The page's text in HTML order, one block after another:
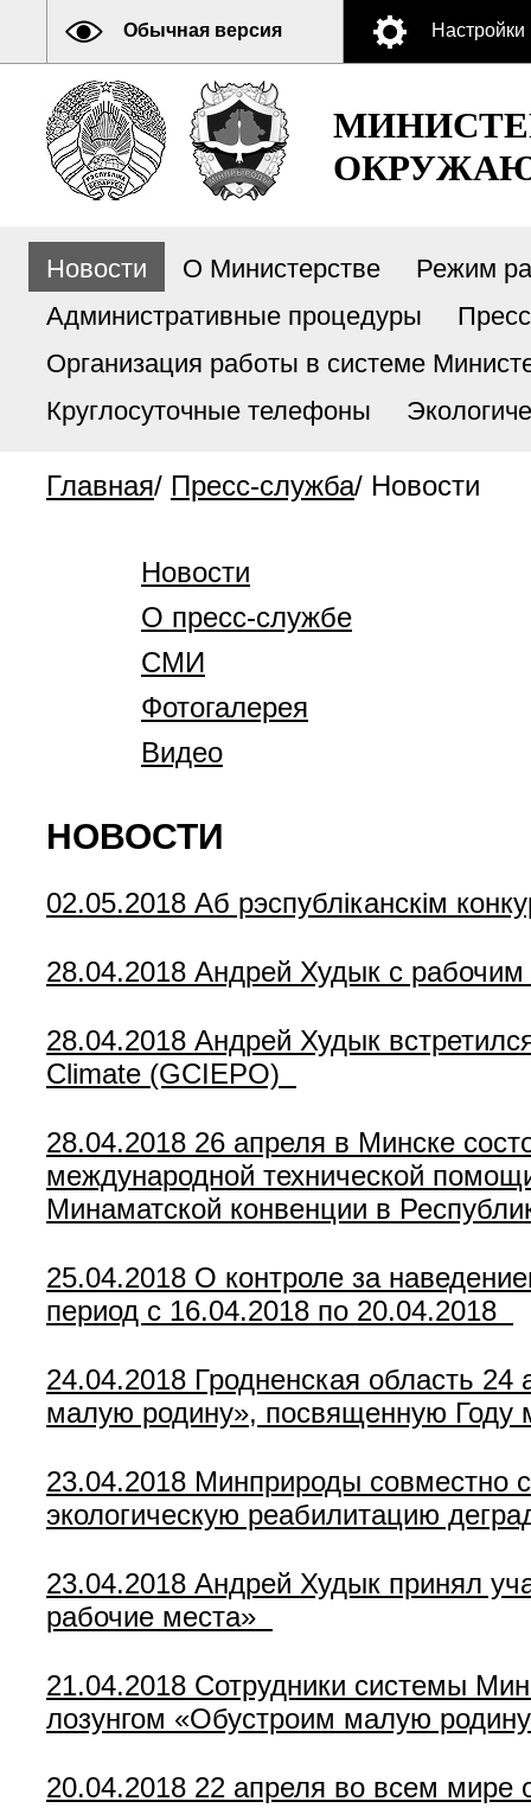
Обычная версия Настройки
Новости О Министерстве
Режим
Административные процедуры
Организация работы в системе
Круглосуточные телефоны
Главная/ Пресс-служба/ Новости
Новости
О пресс-службе
СМИ
Фотогалерея
Видео
НОВОСТИ
02.05.2018 Аб рэспубліканскім
28.04.2018 Андрей Худык с
28.04.2018 Андрей Худык
Climate (GCIEPO)
28.04.2018 26 апреля в Минске
международной технической
Минаматской конвенции в
25.04.2018 О контроле за
период с 16.04.2018 по 20.04.2018
24.04.2018 Гродненская область
малую родину», посвященную Году
23.04.2018 Минприроды совместно
экологическую реабилитацию
23.04.2018 Андрей Худык принял
рабочие места»
21.04.2018 Сотрудники системы
лозунгом «Обустроим малую
20.04.2018 22 апреля во всем мире